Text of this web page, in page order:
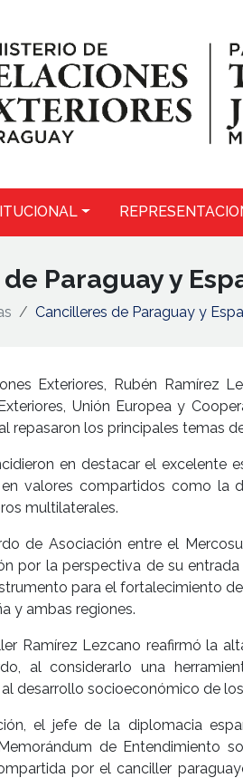
Paraguay y
Cancilleres de Paraguay y
Exteriores, Rubén Ramírez
Unión Europea y
repasaron los principales temas
en destacar el excelente
en valores compartidos como la
multilaterales.
de Asociación entre el
por la perspectiva de su
para el fortalecimiento
y ambas regiones.
Ramírez Lezcano reafirmó la
al considerarlo una
desarrollo socioeconómico de
el jefe de la diplomacia
de Entendimiento
por el canciller